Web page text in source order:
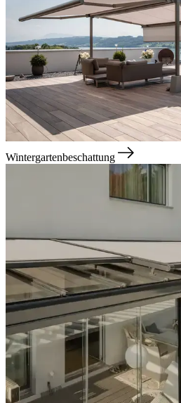
Wintergartenbeschattung